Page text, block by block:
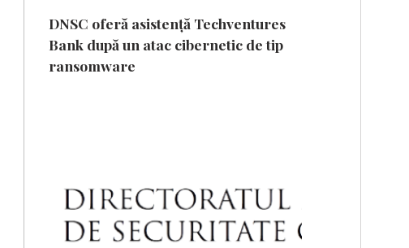
DNSC oferă asistență Techventures
Bank după un atac cibernetic de tip
ransomware